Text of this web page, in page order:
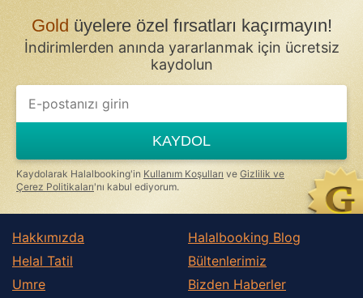
Goldüyelere özel fırsatları kaçırmayın!
İndirimlerden anında yararlanmak için ücretsiz
kaydolun
KAYDOL
Kaydolarak Halalbooking'in Kullanım Koşulları ve Gizlilik ve
Çerez Politikaları'nı kabul ediyorum.
Hakkımızda
Helal Tatil
Umre
Halalbooking Blog
Bültenlerimiz
Bizden Haberler